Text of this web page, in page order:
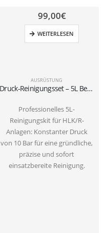
AUSRÜSTUNG
Druck-Reinigungsset – 5L Behälter + Sprühpistole mit 60cm Schlauch
Professionelles 5L-
Reinigungskit für HLK/R-
Anlagen: Konstanter Druck
von 10 Bar für eine gründliche,
präzise und sofort
einsatzbereite Reinigung.
99,00€
WEITERLESEN